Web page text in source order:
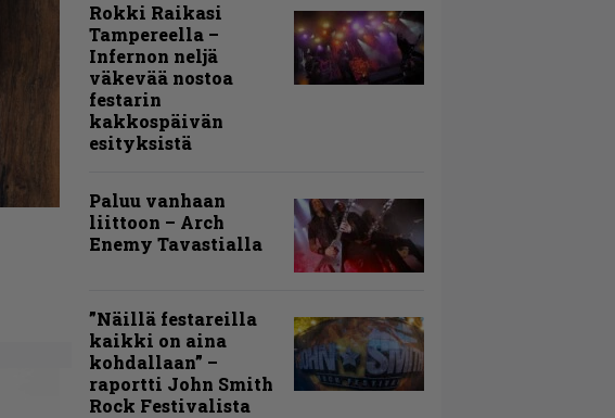
Rokki Raikasi
Tampereella –
Infernon neljä
väkevää nostoa
festarin
kakkospäivän
esityksistä
Paluu vanhaan
liittoon – Arch
Enemy Tavastialla
”Näillä festareilla
kaikki on aina
kohdallaan” –
raportti John Smith
Rock Festivalista